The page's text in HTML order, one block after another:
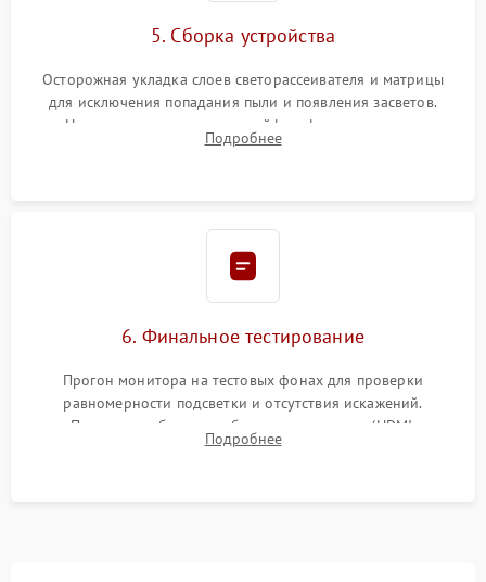
5. Сборка устройства
Осторожная укладка слоев светорассеивателя и матрицы
для исключения попадания пыли и появления засветов.
Надежное подключение шлейфов, фиксация плат и
аккуратное защелкивание пластикового корпуса монитора.
Подробнее
6. Финальное тестирование
Прогон монитора на тестовых фонах для проверки
равномерности подсветки и отсутствия искажений.
Проверка работоспособности всех портов (HDMI,
DisplayPort, VGA) и кнопок управления под нагрузкой в
Подробнее